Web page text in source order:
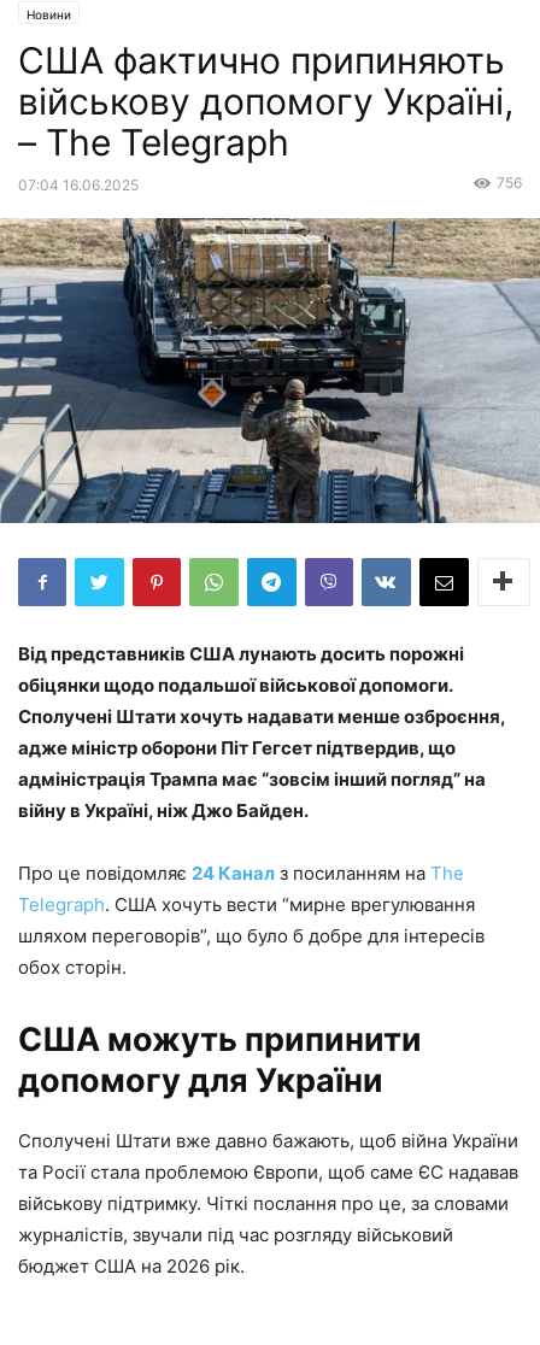
Новини
США фактично припиняють
військову допомогу Україні,
– The Telegraph
07:04 16.06.2025 756
Від представників США лунають досить порожні
обіцянки щодо подальшої військової допомоги.
Сполучені Штати хочуть надавати менше озброєння,
адже міністр оборони Піт Гегсет підтвердив, що
адміністрація Трампа має “зовсім інший погляд” на
війну в Україні, ніж Джо Байден.
Про це повідомляє 24 Канал з посиланням на The
Telegraph. США хочуть вести “мирне врегулювання
шляхом переговорів”, що було б добре для інтересів
обох сторін.
США можуть припинити
допомогу для України
Сполучені Штати вже давно бажають, щоб війна України
та Росії стала проблемою Європи, щоб саме ЄС надавав
військову підтримку. Чіткі послання про це, за словами
журналістів, звучали під час розгляду військовий
бюджет США на 2026 рік.